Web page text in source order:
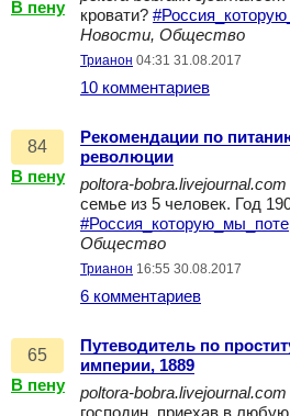
В пену
кровати?
Новости, Общество
Трианон 04:31 31.08.2017
10 комментариев
84
В пену
Рекомендации по
революции
poltora-bobra.livejournal.com
семье из 5 человек. Год
Общество
Трианон 16:55 30.08.2017
6 комментариев
65
В пену
Путеводитель по
империи, 1889
poltora-bobra.livejournal.com